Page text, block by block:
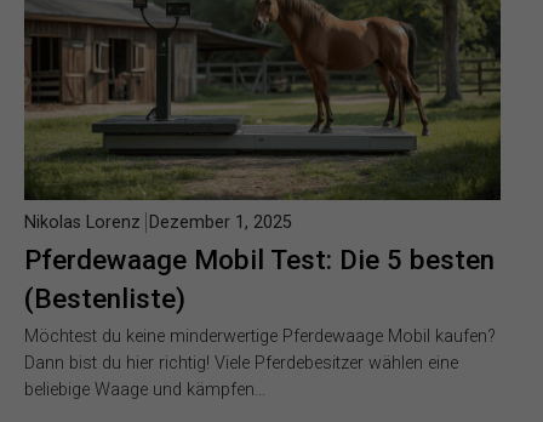
Pferdewaage Mobil Test: Die 5 besten
(Bestenliste)
Nikolas Lorenz Dezember 1, 2025
Möchtest du keine minderwertige Pferdewaage Mobil kaufen?
Dann bist du hier richtig! Viele Pferdebesitzer wählen eine
beliebige Waage und kämpfen…